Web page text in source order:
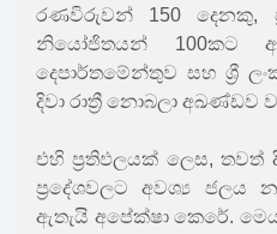
රණවිරුවන් 150 දෙනකු,
නියෝජිතයන් 100කට
දෙපාර්තමේන්තුව සහ ශ්‍රී
දිවා රාත්‍රී නොබලා
එහි ප්‍රතිඵලයක් ලෙස,
ප්‍රදේශවලට අවශ්‍ය ජලය
ඇතැයි අපේක්ෂා කෙරේ.